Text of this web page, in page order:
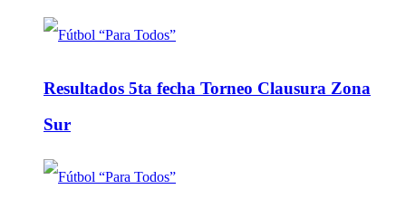
Resultados 5ta fecha Torneo Clausura Zona
Sur